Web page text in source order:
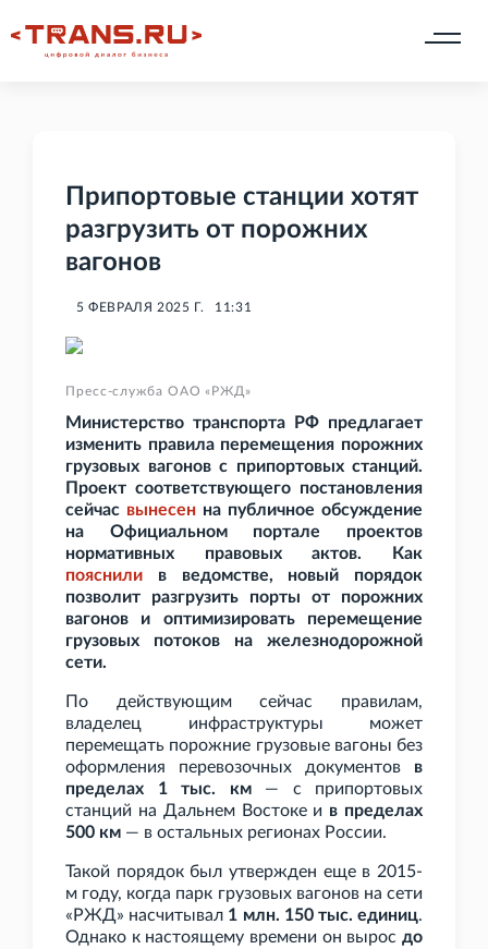
Припортовые станции хотят
разгрузить от порожних
вагонов
5 ФЕВРАЛЯ 2025 Г. 11:31
Пресс-служба ОАО «РЖД»
Министерство транспорта РФ предлагает
изменить правила перемещения порожних
грузовых вагонов с припортовых станций.
Проект соответствующего постановления
сейчас вынесен на публичное обсуждение
на Официальном портале проектов
нормативных правовых актов. Как
пояснили в ведомстве, новый порядок
позволит разгрузить порты от порожних
вагонов и оптимизировать перемещение
грузовых потоков на железнодорожной
сети.
По действующим сейчас правилам,
владелец инфраструктуры может
перемещать порожние грузовые вагоны без
оформления перевозочных документов в
пределах 1
тыс. км— с припортовых
станций на Дальнем Востоке и в пределах
500 км — в остальных регионах России.
Такой порядок был утвержден еще в 2015-
м году, когда парк грузовых вагонов на сети
«РЖД» насчитывал 1 млн. 150 тыс. единиц.
Однако к настоящему времени он вырос до